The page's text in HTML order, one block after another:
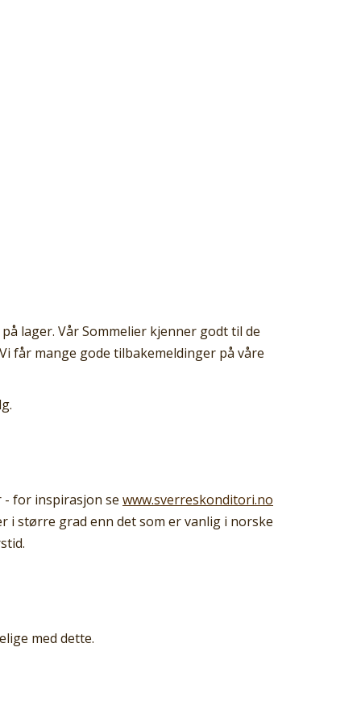
lager. Vår Sommelier kjenner godt til de
får mange gode tilbakemeldinger på våre
- for inspirasjon se www.sverreskonditori.no
i større grad enn det som er vanlig i norske
med dette.